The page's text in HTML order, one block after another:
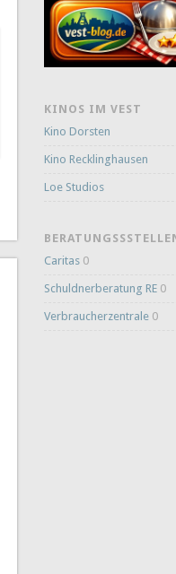
KINOS IM VEST
Kino Dorsten
Kino Recklinghausen
Loe Studios
Caritas 0
Schuldnerberatung RE 0
Verbraucherzentrale 0